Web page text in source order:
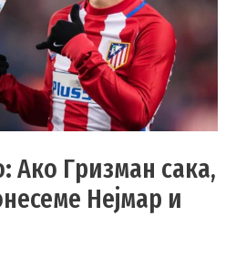
Ако Гризман сака,
Нејмар и